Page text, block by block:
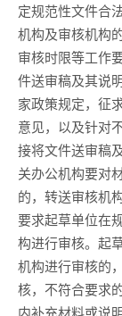
定规范性文件合
机构及审核机构
审核时限等工作
件送审稿及其说
家政策规定，征
意见，以及针对
接将文件送审稿
关办公机构要对
的，转送审核机
要求起草单位在
构进行审核。起
机构进行审核的
核，不符合要求
内补充材料或说